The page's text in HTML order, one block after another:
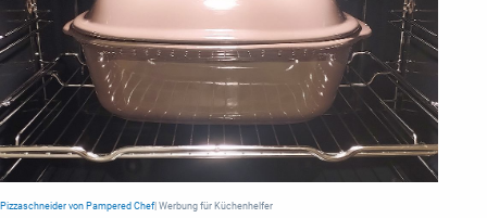
Pizzaschneider von Pampered Chef | Werbung für Küchenhelfer